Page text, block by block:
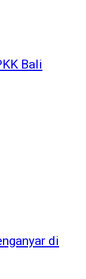
Bali
di